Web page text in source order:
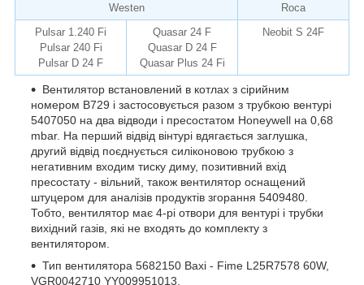
Westen
Roca
Pulsar 1.240 Fi
Pulsar 240 Fi
Pulsar D 24 F
Quasar 24 F
Quasar D 24 F
Quasar Plus 24 Fi
Neobit S 24F
Вентилятор встановлений в котлах з сірийним
номером B729 і застосовується разом з трубкою вентурі
5407050 на два відводи і пресостатом Honeywell на 0,68
mbar. На перший відвід вінтурі вдягається заглушка,
другий відвід поєднується силіконовою трубкою з
негативним входим тиску диму, позитивний вхід
пресостату - вільний, також вентилятор оснащений
штуцером для аналізів продуктів згорання 5409480.
Тобто, вентилятор має 4-рі отвори для вентурі і трубки
вихідний газів, які не входять до комплекту з
вентилятором.
Тип вентилятора 5682150 Baxi - Fime L25R7578 60W,
VGR0042710 YY009951013.